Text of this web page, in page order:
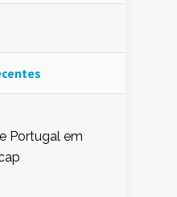
Portugal em